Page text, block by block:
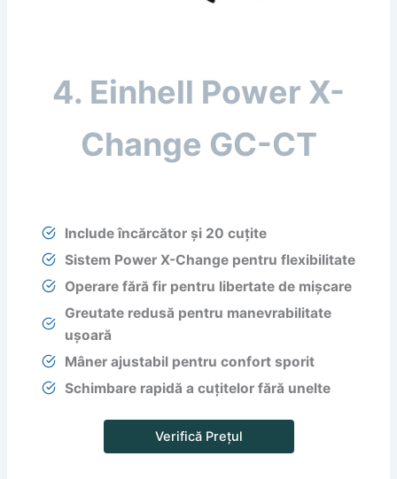
4. Einhell Power X-
Change GC-CT
Include încărcător și 20 cuțite
Sistem Power X-Change pentru flexibilitate
Operare fără fir pentru libertate de mișcare
Greutate redusă pentru manevrabilitate
ușoară
Mâner ajustabil pentru confort sporit
Schimbare rapidă a cuțitelor fără unelte
Verifică Prețul